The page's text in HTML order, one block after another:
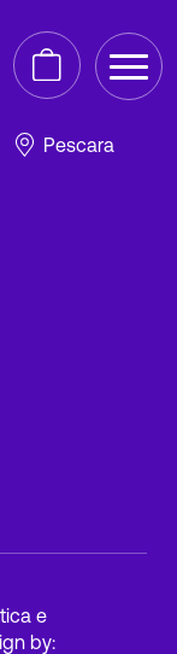
Pescara
e
by: